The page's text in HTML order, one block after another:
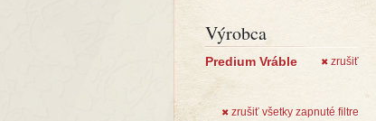
Výrobca
Predium Vráble ✖ zrušiť
✖ zrušiť všetky zapnuté filtre